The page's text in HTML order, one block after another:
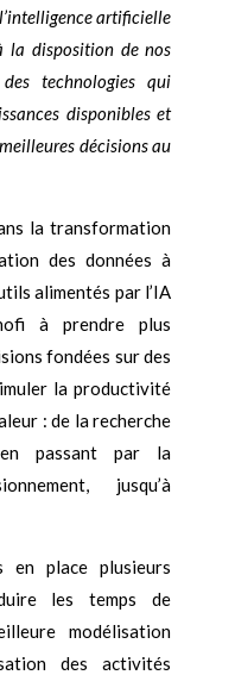
artificielle
la disposition de nos
technologies qui
disponibles et
décisions au
la transformation
des données à
alimentés par l’IA
à prendre plus
fondées sur des
la productivité
: de la recherche
passant par la
jusqu’à
en place plusieurs
les temps de
modélisation
des activités